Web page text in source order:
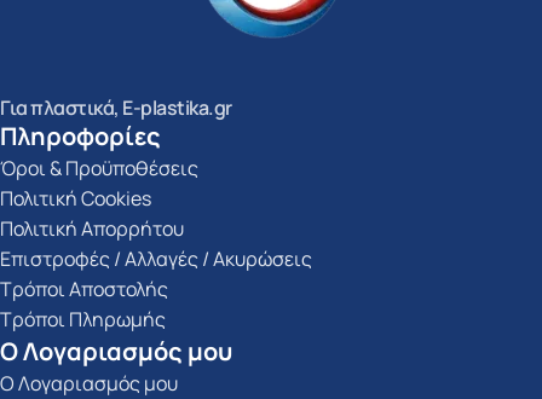
Για πλαστικά, E-plastika.gr
Πληροφορίες
Όροι & Προϋποθέσεις
Πολιτική Cookies
Πολιτική Απορρήτου
Επιστροφές / Αλλαγές / Ακυρώσεις
Τρόποι Αποστολής
Τρόποι Πληρωμής
Ο Λογαριασμός μου
Ο Λογαριασμός μου